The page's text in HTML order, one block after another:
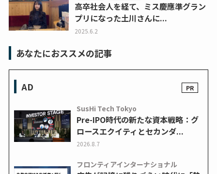
高卒社会人を経て、ミス慶應準グラン
プリになった土川さんに...
2025.6.2
あなたにおススメの記事
AD
SusHi Tech Tokyo
Pre-IPO時代の新たな資本戦略：グ
ロースエクイティとセカンダ...
2026.8.7
フロンティアインターナショナル